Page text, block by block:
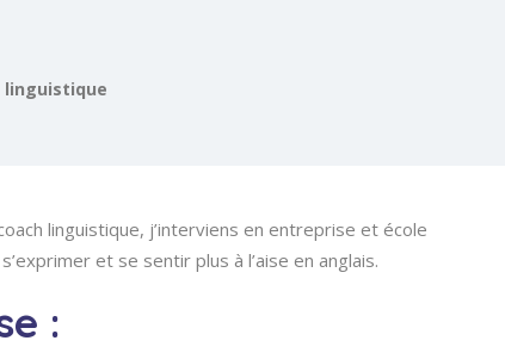
linguistique, j’interviens en entreprise et école
et se sentir plus à l’aise en anglais.
: